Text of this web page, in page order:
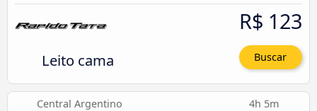
Leito cama
R$ 123
Buscar
Central Argentino 4h 5m